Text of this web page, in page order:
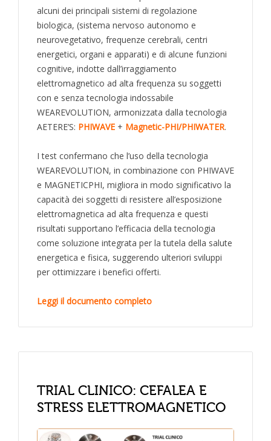
alcuni dei principali sistemi di regolazione
biologica, (sistema nervoso autonomo e
neurovegetativo, frequenze cerebrali, centri
energetici, organi e apparati) e di alcune funzioni
cognitive, indotte dall’irraggiamento
elettromagnetico ad alta frequenza su soggetti
con e senza tecnologia indossabile
WEAREVOLUTION, armonizzata dalla tecnologia
AETERE’S: PHIWAVE + Magnetic-PHI/PHIWATER.
I test confermano che l’uso della tecnologia
WEAREVOLUTION, in combinazione con PHIWAVE
e MAGNETICPHI, migliora in modo significativo la
capacità dei soggetti di resistere all’esposizione
elettromagnetica ad alta frequenza e questi
risultati supportano l’efficacia della tecnologia
come soluzione integrata per la tutela della salute
energetica e fisica, suggerendo ulteriori sviluppi
per ottimizzare i benefici offerti.
Leggi il documento completo
TRIAL CLINICO: CEFALEA E
STRESS ELETTROMAGNETICO